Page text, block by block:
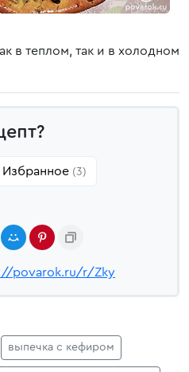
в теплом, так и в холодном
Избранное (3)
povarok.ru/r/Zky
выпечка с кефиром